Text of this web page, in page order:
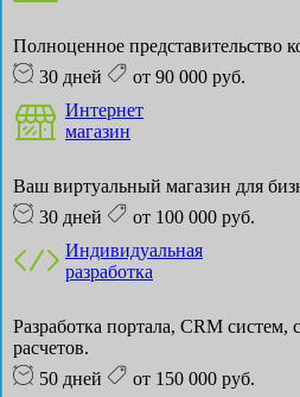
Полноценное представительство
30 дней
от 90 000 руб.
Интернет
магазин
Ваш виртуальный магазин для
30 дней
от 100 000 руб.
Индивидуальная
разработка
Разработка портала, CRM систем,
расчетов.
50 дней
от 150 000 руб.